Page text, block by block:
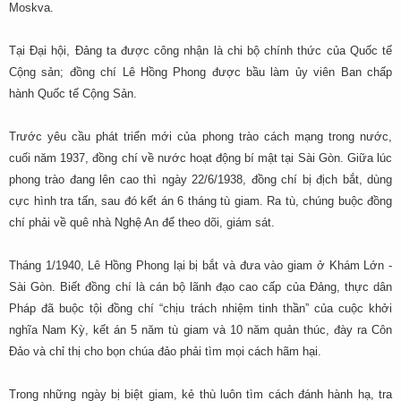
Moskva.
Tại Đại hội, Đảng ta được công nhận là chi bộ chính thức của Quốc tế
Cộng sản; đồng chí Lê Hồng Phong được bầu làm ủy viên Ban chấp
hành Quốc tế Cộng Sản.
Trước yêu cầu phát triển mới của phong trào cách mạng trong nước,
cuối năm 1937, đồng chí về nước hoạt động bí mật tại Sài Gòn. Giữa lúc
phong trào đang lên cao thì ngày 22/6/1938, đồng chí bị địch bắt, dùng
cực hình tra tấn, sau đó kết án 6 tháng tù giam. Ra tù, chúng buộc đồng
chí phải về quê nhà Nghệ An để theo dõi, giám sát.
Tháng 1/1940, Lê Hồng Phong lại bị bắt và đưa vào giam ở Khám Lớn -
Sài Gòn. Biết đồng chí là cán bộ lãnh đạo cao cấp của Đảng, thực dân
Pháp đã buộc tội đồng chí “chịu trách nhiệm tinh thần” của cuộc khởi
nghĩa Nam Kỳ, kết án 5 năm tù giam và 10 năm quản thúc, đày ra Côn
Đảo và chỉ thị cho bọn chúa đảo phải tìm mọi cách hãm hại.
Trong những ngày bị biệt giam, kẻ thù luôn tìm cách đánh hành hạ, tra